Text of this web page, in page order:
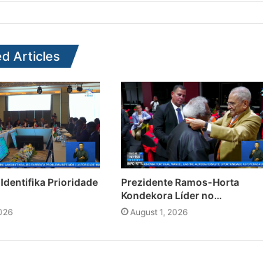
Articles
Identifika Prioridade
Prezidente Ramos-Horta
Kondekora Líder no…
August 1, 2026